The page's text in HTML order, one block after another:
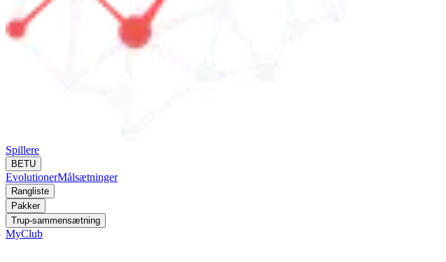
Spillere
BETU
EvolutionerMålsætninger
Rangliste
Pakker
Trup-sammensætning
MyClub